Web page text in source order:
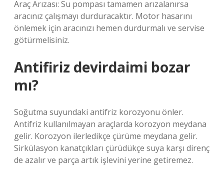
Araç Arızası: Su pompası tamamen arızalanırsa
aracınız çalışmayı durduracaktır. Motor hasarını
önlemek için aracınızı hemen durdurmalı ve servise
götürmelisiniz.
Antifiriz devirdaimi bozar
mı?
Soğutma suyundaki antifriz korozyonu önler.
Antifriz kullanılmayan araçlarda korozyon meydana
gelir. Korozyon ilerledikçe çürüme meydana gelir.
Sirkülasyon kanatçıkları çürüdükçe suya karşı direnç
de azalır ve parça artık işlevini yerine getiremez.